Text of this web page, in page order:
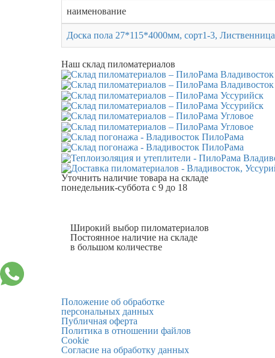
наименование
Доска пола 27*115*4000мм, сорт1-3, Лиственница
Наш склад пиломатериалов
Уточнить наличие товара на складе
понедельник-суббота с 9 до 18
Широкий выбор пиломатериалов
Постоянное наличие на складе
в большом количестве
Положение об обработке
персональных данных
Публичная оферта
Политика в отношении файлов
Cookie
Согласие на обработку данных